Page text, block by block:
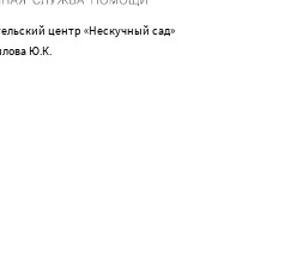
центр «Нескучный сад»
Ю.К.